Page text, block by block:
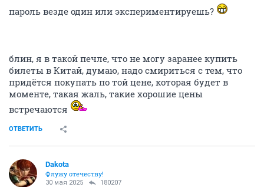
пароль везде один или экспериментируешь?
блин, я в такой печле, что не могу заранее купить
билеты в Китай, думаю, надо смириться с тем, что
придётся покупать по той цене, которая будет в
моменте, такая жаль, такие хорошие цены
встречаются
ОТВЕТИТЬ
Dаkota
Флужу отечеству!
30 мая 2025 180207